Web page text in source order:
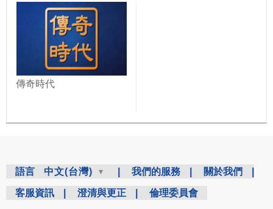
傳奇時代
語言 中文(台灣) 我們的服務 關於我們
客服資訊 澄清與更正 倫理委員會